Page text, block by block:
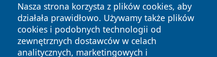
Nasza strona korzysta z plików cookies, aby
działała prawidłowo. Używamy także plików
cookies i podobnych technologii od
zewnętrznych dostawców w celach
analitycznych, marketingowych i
Copyright © 2026 elblagonline.pl Wszystkie prawa
zastrzeżone.